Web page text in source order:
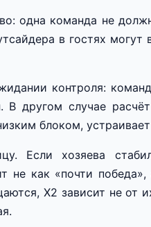
одна команда не
в гостях могут
контроля:
В другом случае
блоком,
Если хозяева
не как «почти
X2 зависит не от